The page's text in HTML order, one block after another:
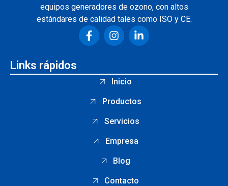
equipos generadores de ozono, con altos
estándares de calidad tales como ISO y CE.
Links rápidos
Inicio
Productos
Servicios
Empresa
Blog
Contacto